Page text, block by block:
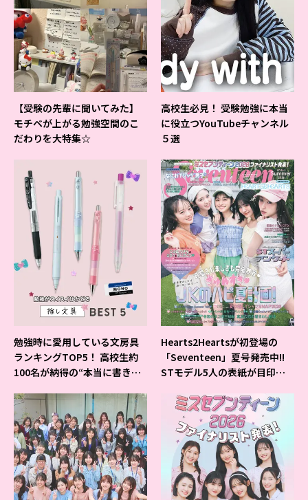
【受験の先輩に聞いてみた】
モチベが上がる勉強空間のこ
だわりを大特集☆
高校生必見！ 受験勉強に本当
に役立つYouTubeチャンネル
５選
勉強時に愛用している文房具
ランキングTOP5！ 高校生約
100名が納得の“本当に書きや
Hearts2Heartsが初登場の
「Seventeen」夏号発売中!!
STモデル5人の表紙が目印だ